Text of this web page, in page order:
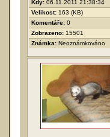
Kdy: 06.11.2011 21:38:34
Velikost: 163 (KB)
Komentáře: 0
Zobrazeno: 15501
Známka: Neoznámkováno